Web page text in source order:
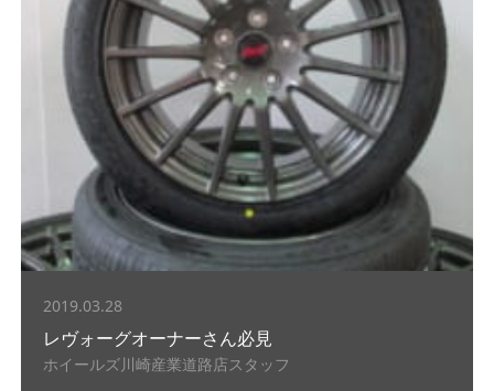
2019.03.28
レヴォーグオーナーさん必見
ホイールズ川崎産業道路店スタッフ